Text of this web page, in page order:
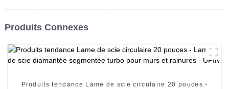
Produits Connexes
Produits tendance Lame de scie circulaire 20 pouces -